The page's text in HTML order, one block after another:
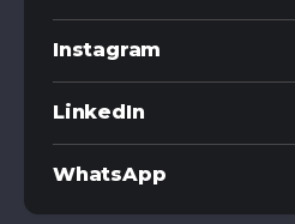
Instagram
LinkedIn
WhatsApp